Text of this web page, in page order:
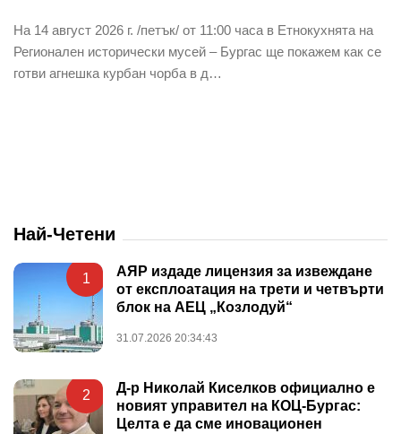
На 14 август 2026 г. /петък/ от 11:00 часа в Етнокухнята на
Регионален исторически мусей – Бургас ще покажем как се
готви агнешка курбан чорба в д…
Най-Четени
1
АЯР издаде лицензия за извеждане
от експлоатация на трети и четвърти
блок на АЕЦ „Козлодуй“
31.07.2026 20:34:43
2
Д-р Николай Киселков официално е
новият управител на КОЦ-Бургас:
Целта е да сме иновационен